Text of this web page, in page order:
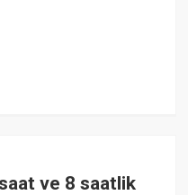
ve 8 saatlik